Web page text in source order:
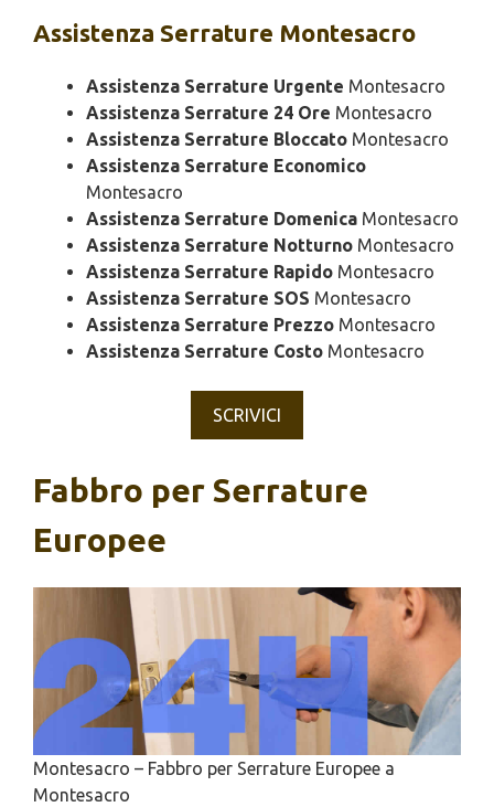
Assistenza Serrature Montesacro
Assistenza Serrature Urgente Montesacro
Assistenza Serrature 24 Ore Montesacro
Assistenza Serrature Bloccato Montesacro
Assistenza Serrature Economico
Montesacro
Assistenza Serrature Domenica Montesacro
Assistenza Serrature Notturno Montesacro
Assistenza Serrature Rapido Montesacro
Assistenza Serrature SOS Montesacro
Assistenza Serrature Prezzo Montesacro
Assistenza Serrature Costo Montesacro
SCRIVICI
Fabbro per Serrature
Europee
Montesacro – Fabbro per Serrature Europee a
Montesacro